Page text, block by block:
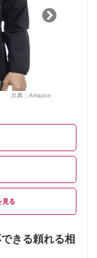
出典： Amazon
きる頼れる相